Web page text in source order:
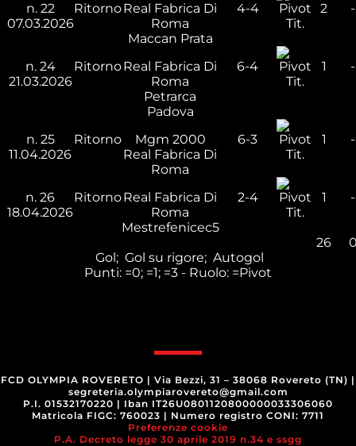
n. 22
07.03.2026
RitornoReal Fabrica Di
Roma
Maccan Prata
4-4
Tit.
2 -
n. 24
21.03.2026
RitornoReal Fabrica Di
Roma
Petrarca
Padova
6-4
Tit.
1 -
n. 25
11.04.2026
Ritorno
Mgm 2000
Real Fabrica Di
Roma
6-3
Tit.
1 -
n.26
18.04.2026
RitornoReal Fabrica Di
Roma
Mestrefenicec5
2-4
Tit.
1 -
26
Gol; Gol su rigore; Autogol
Punti: =0; =1; =3 - Ruolo: =Pivot
FCD OLYMPIA ROVERETO | Via Bezzi, 31 – 38068 Rovereto (TN) |
segreteria.olympiarovereto@gmail.com
P.I. 01532170220 | Iban IT26U0801120800000033306060
Matricola FIGC: 760023 | Numero registro CONI: 7711
Preferenze cookie
P.A. Decreto legge 30 aprile 2019 n.34 e ssgg